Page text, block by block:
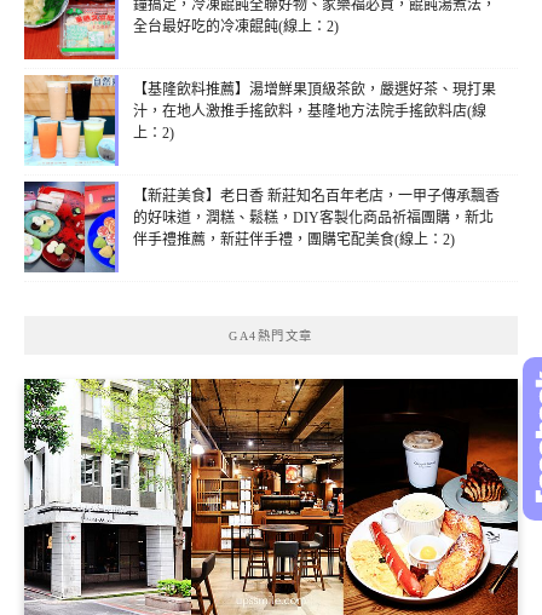
鐘搞定，冷凍餛飩全聯好物、家樂福必買，餛飩湯煮法，
全台最好吃的冷凍餛飩(線上：2)
【基隆飲料推薦】湯增鮮果頂級茶飲，嚴選好茶、現打果
汁，在地人激推手搖飲料，基隆地方法院手搖飲料店(線
上：2)
【新莊美食】老日香 新莊知名百年老店，一甲子傳承飄香
的好味道，潤糕、鬆糕，DIY客製化商品祈福團購，新北
伴手禮推薦，新莊伴手禮，團購宅配美食(線上：2)
GA4熱門文章